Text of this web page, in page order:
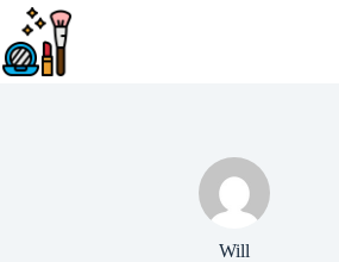
Skip
content
Will